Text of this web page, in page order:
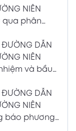
NĂM 2024
DẪN TÀI
NIÊN NĂM
nhiệm vị trí
NIÊN
qua phân
ĐƯỜNG DẪN
NIÊN
và bầu
ĐƯỜNG DẪN
NIÊN
báo phương